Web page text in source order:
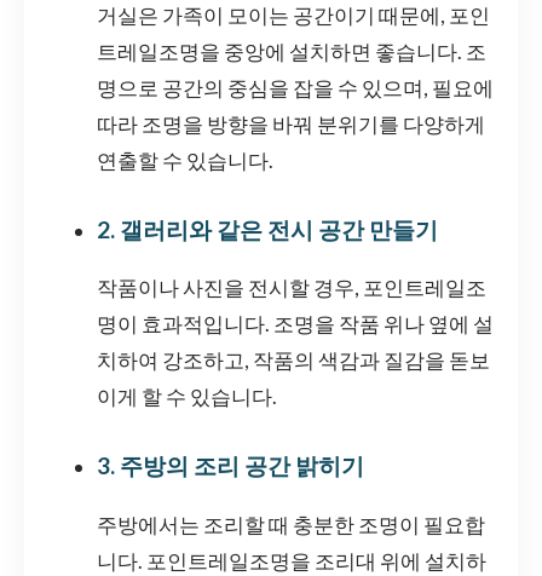
거실은 가족이 모이는 공간이기 때문에, 포인
트레일조명을 중앙에 설치하면 좋습니다. 조
명으로 공간의 중심을 잡을 수 있으며, 필요에
따라 조명을 방향을 바꿔 분위기를 다양하게
연출할 수 있습니다.
2. 갤러리와 같은 전시 공간 만들기
작품이나 사진을 전시할 경우, 포인트레일조
명이 효과적입니다. 조명을 작품 위나 옆에 설
치하여 강조하고, 작품의 색감과 질감을 돋보
이게 할 수 있습니다.
3. 주방의 조리 공간 밝히기
주방에서는 조리할 때 충분한 조명이 필요합
니다. 포인트레일조명을 조리대 위에 설치하